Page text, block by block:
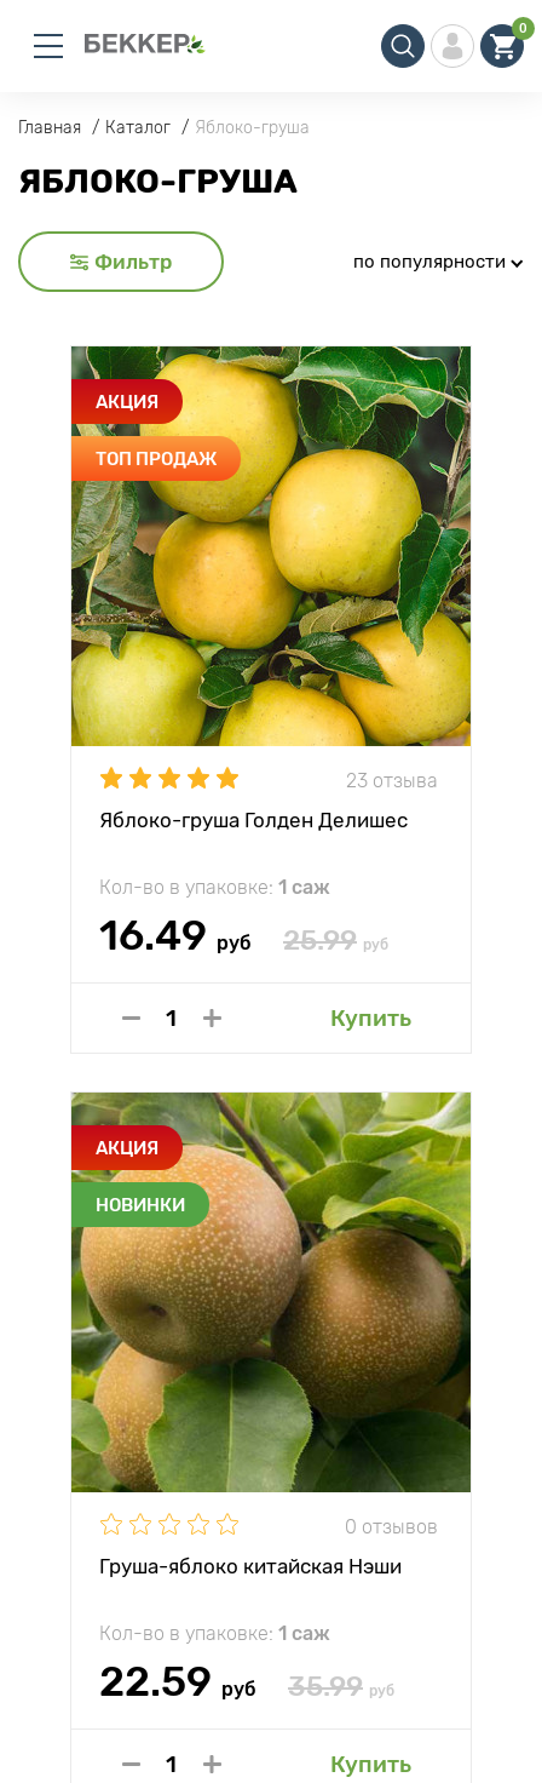
0
Главная Каталог Яблоко-груша
ЯБЛОКО-ГРУША
Фильтр по популярности
АКЦИЯ
ТОП ПРОДАЖ
23 отзыва
Яблоко-груша Голден Делишес
Кол-во в упаковке: 1 саж
16.49 руб 25.99 руб
Купить
АКЦИЯ
НОВИНКИ
0 отзывов
Груша-яблоко китайская Нэши
Кол-во в упаковке: 1 саж
22.59 руб 35.99 руб
Купить